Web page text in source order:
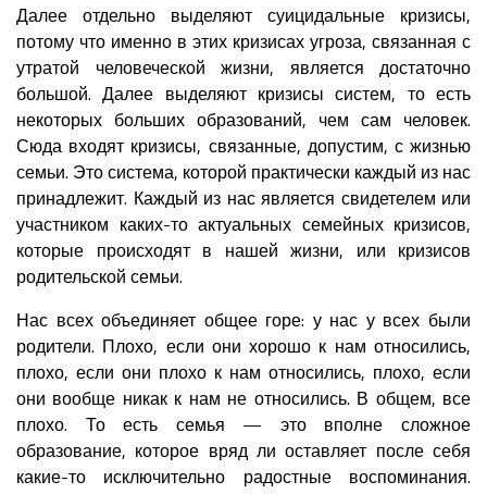
Далее отдельно выделяют суицидальные кризисы,
потому что именно в этих кризисах угроза, связанная с
утратой человеческой жизни, является достаточно
большой. Далее выделяют кризисы систем, то есть
некоторых больших образований, чем сам человек.
Сюда входят кризисы, связанные, допустим, с жизнью
семьи. Это система, которой практически каждый из нас
принадлежит. Каждый из нас является свидетелем или
участником каких-то актуальных семейных кризисов,
которые происходят в нашей жизни, или кризисов
родительской семьи.
Нас всех объединяет общее горе: у нас у всех были
родители. Плохо, если они хорошо к нам относились,
плохо, если они плохо к нам относились, плохо, если
они вообще никак к нам не относились. В общем, все
плохо. То есть семья — это вполне сложное
образование, которое вряд ли оставляет после себя
какие-то исключительно радостные воспоминания.